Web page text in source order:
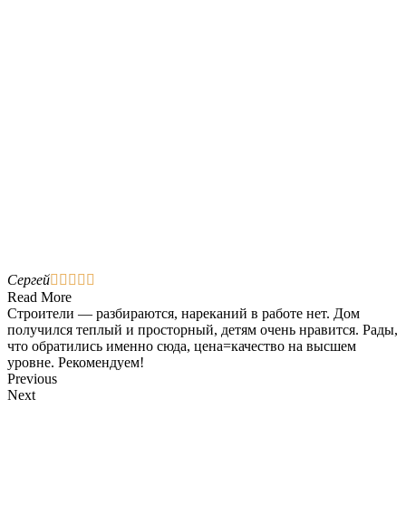
Сергей    
Read More
Строители — разбираются, нареканий в работе нет. Дом
получился теплый и просторный, детям очень нравится. Рады,
что обратились именно сюда, цена=качество на высшем
уровне. Рекомендуем!
Previous
Next